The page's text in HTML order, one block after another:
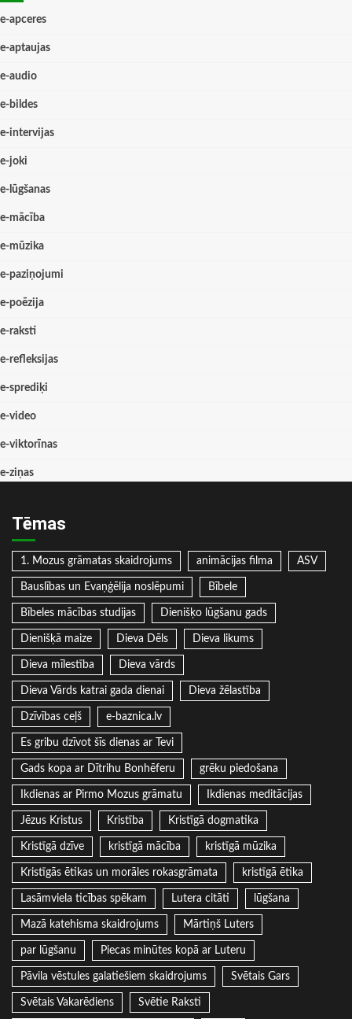
e-apceres
e-aptaujas
e-audio
e-bildes
e-intervijas
e-joki
e-lūgšanas
e-mācība
e-mūzika
e-paziņojumi
e-poēzija
e-raksti
e-refleksijas
e-sprediķi
e-video
e-viktorīnas
e-ziņas
Tēmas
1. Mozus grāmatas skaidrojums animācijas filma ASV
Bauslības un Evaņģēlija noslēpumi Bībele
Bībeles mācības studijas Dienišķo lūgšanu gads
Dienišķā maize Dieva Dēls Dieva likums
Dieva mīlestība Dieva vārds
Dieva Vārds katrai gada dienai Dieva žēlastība
Dzīvības ceļš e-baznica.lv
Es gribu dzīvot šīs dienas ar Tevi
Gads kopa ar Dītrihu Bonhēferu grēku piedošana
Ikdienas ar Pirmo Mozus grāmatu Ikdienas meditācijas
Jēzus Kristus Kristība Kristīgā dogmatika
Kristīgā dzīve kristīgā mācība kristīgā mūzika
Kristīgās ētikas un morāles rokasgrāmata kristīgā ētika
Lasāmviela ticības spēkam Lutera citāti lūgšana
Mazā katehisma skaidrojums Mārtiņš Luters
par lūgšanu Piecas minūtes kopā ar Luteru
Pāvila vēstules galatiešiem skaidrojums Svētais Gars
Svētais Vakarēdiens Svētie Raksti